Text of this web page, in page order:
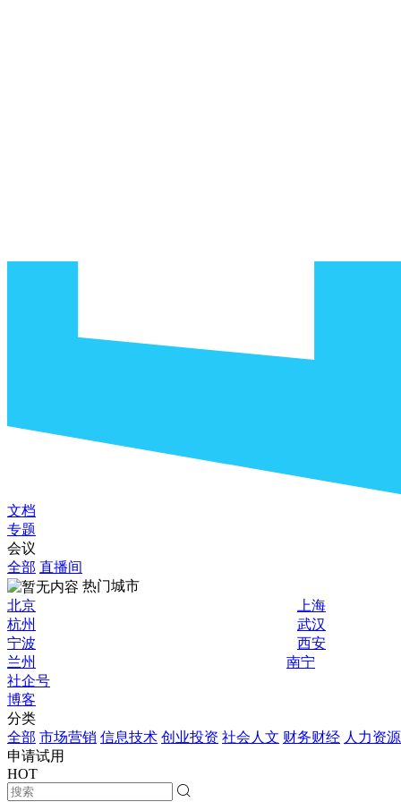
文档
专题
会议
全部 直播间
热门城市
北京
上海
杭州
武汉
宁波
西安
兰州
南宁
社企号
博客
分类
全部 市场营销 信息技术 创业投资 社会人文 财务财经 人力资源
申请试用
HOT